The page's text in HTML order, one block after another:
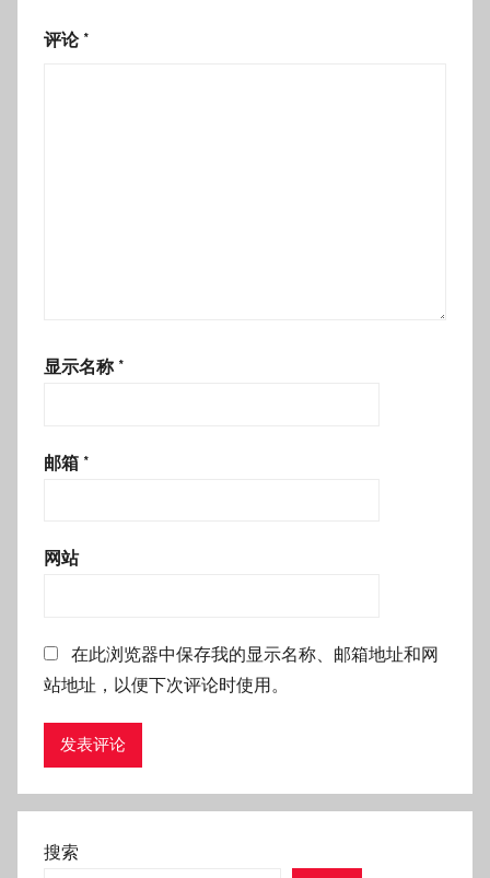
评论 *
显示名称 *
邮箱 *
网站
在此浏览器中保存我的显示名称、邮箱地址和网
站地址，以便下次评论时使用。
搜索